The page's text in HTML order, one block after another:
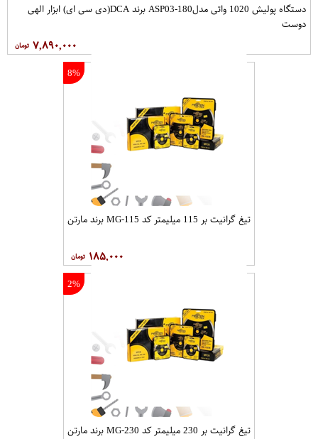
دستگاه پولیش 1020 واتی مدلASP03-180 برند DCA(دی سی ای) ابزار الهی
دوست
۷,۸۹۰,۰۰۰
8%
تیغ گرانیت بر 115 میلیمتر کد MG-115 برند مارتن
۱۸۵,۰۰۰
2%
تیغ گرانیت بر 230 میلیمتر کد MG-230 برند مارتن